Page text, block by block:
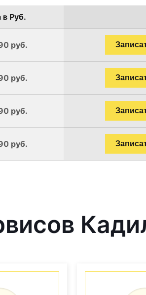
в Руб.
руб.
руб.
руб.
руб.